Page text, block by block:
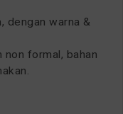
dengan warna &
formal, bahan